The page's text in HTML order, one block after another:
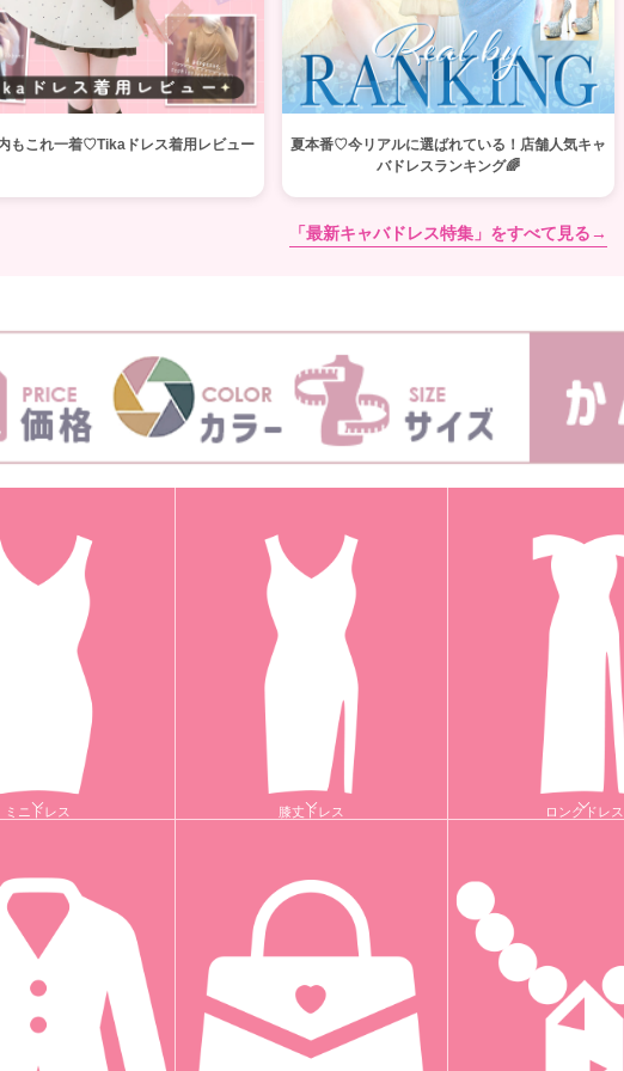
もこれ一着♡Tikaドレス着用レビュー
夏本番♡今リアルに選ばれている！店舗人気キャ
バドレスランキング🌈
「最新キャバドレス特集」をすべて見る→
ミニドレス 膝丈ドレス ロングドレス